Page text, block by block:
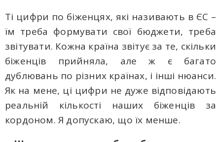
Ті цифри по біженцях, які називають в ЄС –
їм треба формувати свої бюджети, треба
звітувати. Кожна країна звітує за те, скільки
біженців прийняла, але ж є багато
дублювань по різних країнах, і інші нюанси.
Як на мене, ці цифри не дуже відповідають
реальній кількості наших біженців за
кордоном. Я допускаю, що їх менше.